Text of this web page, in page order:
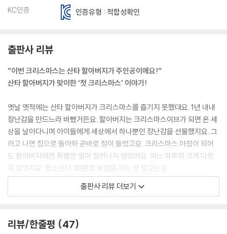
KC인증
인증유형 : 적합성확인
출판사 리뷰
“이번 크리스마스는 산타 할아버지가 주인공이에요!”
산타 할아버지가 맞이한 ‘첫 크리스마스’ 이야기!
옛날 옛적에는 산타 할아버지가 크리스마스를 즐기지 못했대요. 1년 내내
장난감을 만드느라 바빴거든요. 할아버지는 크리스마스이브가 되면 온 세
상을 날아다니며 아이들에게 세상에서 하나뿐인 장난감을 선물했지요. 그
러고 나면 집으로 돌아와 곧바로 잠이 들었고요. 크리스마스 아침이 되어
도 할아버지에겐 특별한 일이 일어나지 않았어요. 여느 하루와 크게 다르
지 않았지요. 평소보다 30분쯤 늦잠을 자는 것 말고는요.
북극 친구들은 단 한 번도 크리스마스를 온전히 즐기지 못한 산타 할아버
요정들은 잠에서 막 깨어난 산타 할아버지를 위해 맛있는 아침밥을 준비했
출판사 리뷰 더보기
리뷰/한줄평 47